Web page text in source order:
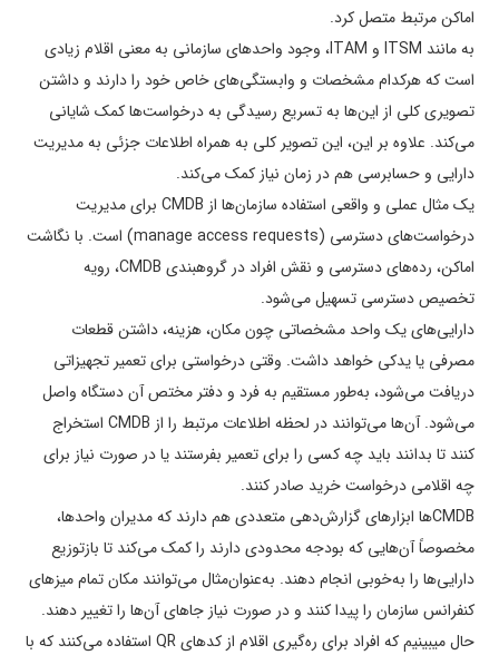
اماکن مرتبط متصل کرد.
به‌ مانند ITSM و ITAM، وجود واحدهای سازمانی به معنی اقلام زیادی
است که هرکدام مشخصات و وابستگی­‌های خاص خود را دارند و داشتن
تصویری کلی از این‌ها به تسریع رسیدگی به درخواست­‌ها کمک شایانی
می‌کند. علاوه بر این، این تصویر کلی به همراه اطلاعات جزئی به مدیریت
دارایی و حسابرسی هم در زمان نیاز کمک می‌کند.
یک مثال عملی و واقعی استفاده سازمان­‌ها از CMDB برای مدیریت
درخواست­‌های دسترسی (manage access requests) است. با نگاشت
اماکن، رده­‌های دسترسی و نقش افراد در گروه­بندی CMDB، رویه
تخصیص دسترسی تسهیل می­‌شود.
دارایی­‌های یک واحد مشخصاتی چون مکان، هزینه، داشتن قطعات
مصرفی یا یدکی خواهد داشت. وقتی درخواستی برای تعمیر تجهیزاتی
دریافت می‌­شود، به‌طور مستقیم به فرد و دفتر مختص آن دستگاه واصل
می­‌شود. آن‌ها می­‌توانند در لحظه اطلاعات مرتبط را از CMDB استخراج
کنند تا بدانند باید چه کسی را برای تعمیر بفرستند یا در صورت نیاز برای
چه اقلامی درخواست خرید صادر کنند.
CMDBها ابزارهای گزارش‌دهی متعددی هم دارند که مدیران واحدها،
مخصوصاً آن‌هایی که بودجه محدودی دارند را کمک می‌کند تا بازتوزیع
دارایی­‌ها را به‌خوبی انجام دهند. به‌عنوان‌مثال می‌­توانند مکان تمام میزهای
کنفرانس سازمان را پیدا کنند و در صورت نیاز جاهای آن‌ها را تغییر دهند.
حال می­بینیم که افراد برای ره‌گیری اقلام از کدهای QR استفاده می­‌کنند که با